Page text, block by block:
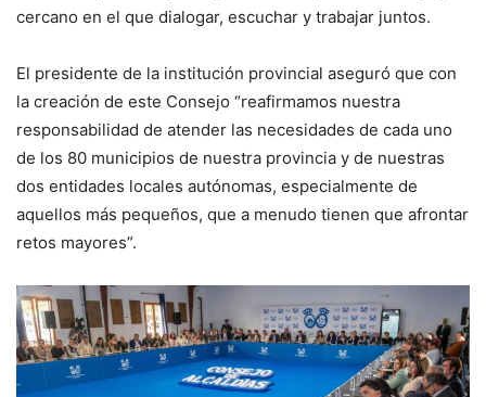
cercano en el que dialogar, escuchar y trabajar juntos.
El presidente de la institución provincial aseguró que con
la creación de este Consejo “reafirmamos nuestra
responsabilidad de atender las necesidades de cada uno
de los 80 municipios de nuestra provincia y de nuestras
dos entidades locales autónomas, especialmente de
aquellos más pequeños, que a menudo tienen que afrontar
retos mayores”.